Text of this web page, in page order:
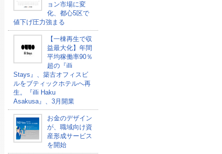
ョン市場に変
化、都心5区で
値下げ圧力強まる
【一棟再生で収
益最大化】年間
平均稼働率90％
超の『illi
Stays』、築古オフィスビ
ルをブティックホテルへ再
生。『illi Haku
Asakusa』、3月開業
お金のデザイン
が、職域向け資
産形成サービス
を開始